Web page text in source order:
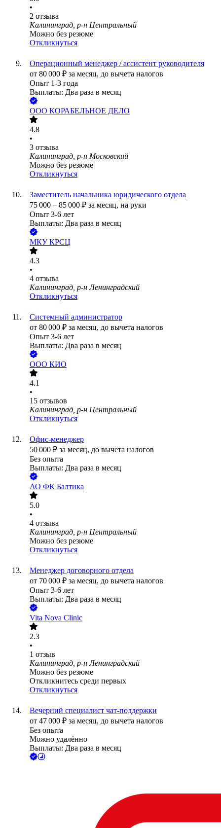
•
2 отзыва
Калининград, р-н Центральный
Можно без резюме
Откликнуться
Операционный менеджер / ассистент руководителя
от 80 000 ₽ за месяц, до вычета налогов
Опыт 1-3 года
Выплаты: Два раза в месяц
ООО КОРАБЕЛЬНОЕ ДЕЛО
4.8
•
3 отзыва
Калининград, р-н Московский
Можно без резюме
Откликнуться
Заместитель начальника юридического отдела
75 000 – 85 000 ₽ за месяц, на руки
Опыт 3-6 лет
Выплаты: Два раза в месяц
МКУ КРСЦ
4.3
•
4 отзыва
Калининград, р-н Ленинградский
Откликнуться
Системный администратор
от 80 000 ₽ за месяц, до вычета налогов
Опыт 3-6 лет
Выплаты: Два раза в месяц
ООО КИО
4.1
•
15 отзывов
Калининград, р-н Центральный
Откликнуться
Офис-менеджер
50 000 ₽ за месяц, до вычета налогов
Без опыта
Выплаты: Два раза в месяц
АО ФК Балтика
5.0
•
4 отзыва
Калининград, р-н Центральный
Можно без резюме
Откликнуться
Менеджер договорного отдела
от 70 000 ₽ за месяц, до вычета налогов
Опыт 3-6 лет
Выплаты: Два раза в месяц
Vita Nova Clinic
2.3
•
1 отзыв
Калининград, р-н Ленинградский
Можно без резюме
Откликнитесь среди первых
Откликнуться
Вечерний специалист чат-поддержки
от 47 000 ₽ за месяц, до вычета налогов
Без опыта
Можно удалённо
Выплаты: Два раза в месяц